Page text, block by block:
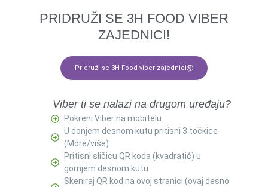
PRIDRUŽI SE 3H FOOD VIBER
ZAJEDNICI!
Pridruži se 3H Food viber zajednici
Viber ti se nalazi na drugom uređaju?
Pokreni Viber na mobitelu
U donjem desnom kutu pritisni 3 točkice
(More/više)
Pritisni sličicu QR koda (kvadratić) u
gornjem desnom kutu
Skeniraj QR kod na ovoj stranici (ovaj desno